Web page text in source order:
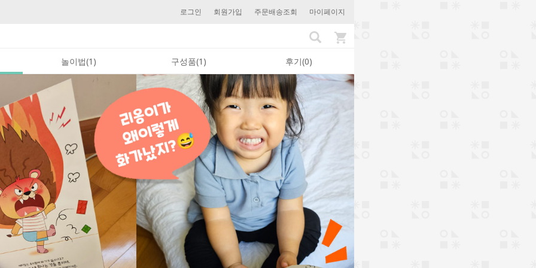
로그인 회원가입 주문배송조회 마이페이지
놀이법(1) 구성품(1) 후기(0)